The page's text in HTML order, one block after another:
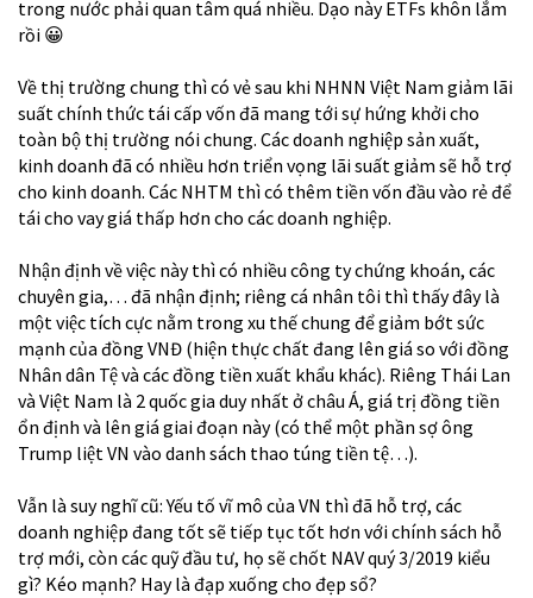
trong nước phải quan tâm quá nhiều. Dạo này ETFs khôn lắm
rồi 😀
Về thị trường chung thì có vẻ sau khi NHNN Việt Nam giảm lãi
suất chính thức tái cấp vốn đã mang tới sự hứng khởi cho
toàn bộ thị trường nói chung. Các doanh nghiệp sản xuất,
kinh doanh đã có nhiều hơn triển vọng lãi suất giảm sẽ hỗ trợ
cho kinh doanh. Các NHTM thì có thêm tiền vốn đầu vào rẻ để
tái cho vay giá thấp hơn cho các doanh nghiệp.
Nhận định về việc này thì có nhiều công ty chứng khoán, các
chuyên gia,… đã nhận định; riêng cá nhân tôi thì thấy đây là
một việc tích cực nằm trong xu thế chung để giảm bớt sức
mạnh của đồng VNĐ (hiện thực chất đang lên giá so với đồng
Nhân dân Tệ và các đồng tiền xuất khẩu khác). Riêng Thái Lan
và Việt Nam là 2 quốc gia duy nhất ở châu Á, giá trị đồng tiền
ổn định và lên giá giai đoạn này (có thể một phần sợ ông
Trump liệt VN vào danh sách thao túng tiền tệ…).
Vẫn là suy nghĩ cũ: Yếu tố vĩ mô của VN thì đã hỗ trợ, các
doanh nghiệp đang tốt sẽ tiếp tục tốt hơn với chính sách hỗ
trợ mới, còn các quỹ đầu tư, họ sẽ chốt NAV quý 3/2019 kiểu
gì? Kéo mạnh? Hay là đạp xuống cho đẹp sổ?